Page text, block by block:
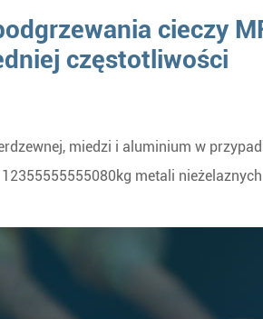
cieczy
częstotliwości
miedzi i aluminium w
metali nieżelaznych